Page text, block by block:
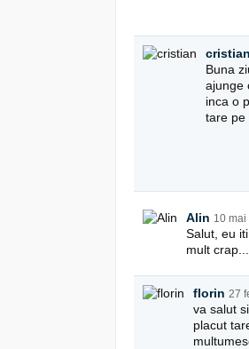
cristian
Buna
ajunge
inca o
tare pe
Alin 10 mai
Salut, eu
mult
florin 27
va salut
placut